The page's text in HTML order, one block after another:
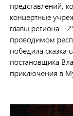
представлений,
концертные
главы региона –
проводимом
победила сказка
постановщика
приключения в